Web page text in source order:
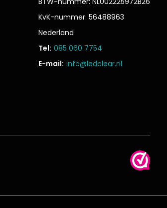
KvK-nummer: 56488963
Nederland
Tel: 085 060 7754
E-mail: info@ledclear.nl